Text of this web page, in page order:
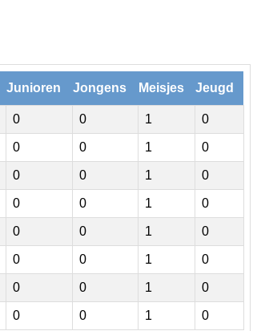
Junioren Jongens Meisjes Jeugd
0 0 1 0
0 0 1 0
0 0 1 0
0 0 1 0
0 0 1 0
0 0 1 0
0 0 1 0
0 0 1 0